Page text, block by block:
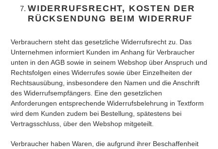
WIDERRUFSRECHT, KOSTEN DER
RÜCKSENDUNG BEIM WIDERRUF
Verbrauchern steht das gesetzliche Widerrufsrecht zu. Das
Unternehmen informiert Kunden im Anhang für Verbraucher
unten in den AGB sowie in seinem Webshop über Anspruch und
Rechtsfolgen eines Widerrufes sowie über Einzelheiten der
Rechtsausübung, insbesondere den Namen und die Anschrift
des Widerrufsempfängers. Eine den gesetzlichen
Anforderungen entsprechende Widerrufsbelehrung in Textform
wird dem Kunden zudem bei Bestellung, spätestens bei
Vertragsschluss, über den Webshop mitgeteilt.
Verbraucher haben Waren, die aufgrund ihrer Beschaffenheit